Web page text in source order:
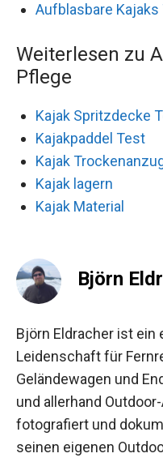
Aufblasbare Kajaks
Weiterlesen zu
Pflege
Kajak Spritzdecke
Kajakpaddel Test
Kajak
Kajak lagern
Kajak Material
Björn
Björn Eldracher ist
Leidenschaft für
Geländewagen und
und allerhand
fotografiert und
seinen eigenen